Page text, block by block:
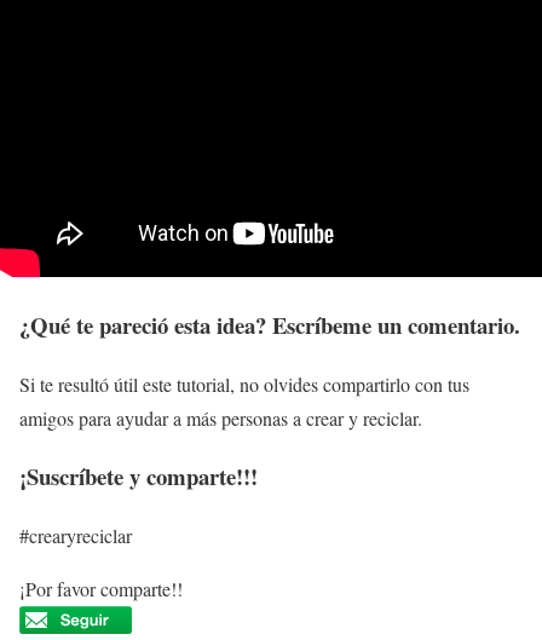
¿Qué te pareció esta idea? Escríbeme un comentario.
Si te resultó útil este tutorial, no olvides compartirlo con tus
amigos para ayudar a más personas a crear y reciclar.
¡Suscríbete y comparte!!!
#crearyreciclar
¡Por favor comparte!!